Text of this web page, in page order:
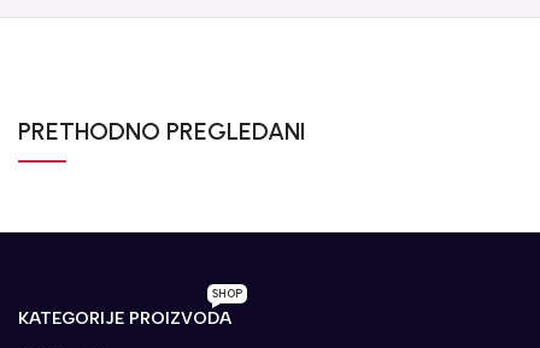
PRETHODNO PREGLEDANI
KATEGORIJE PROIZVODA
SHOP